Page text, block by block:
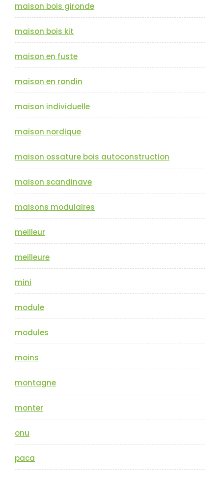
maison bois gironde
maison bois kit
maison en fuste
maison en rondin
maison individuelle
maison nordique
maison ossature bois autoconstruction
maison scandinave
maisons modulaires
meilleur
meilleure
mini
module
modules
moins
montagne
monter
onu
paca